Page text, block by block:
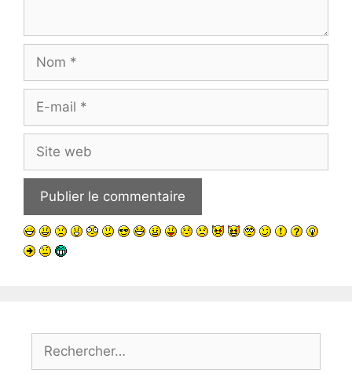
mail
web